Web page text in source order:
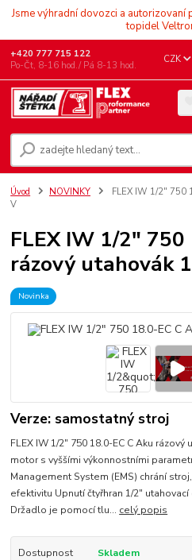
Jsme výhradní dovozci a autorizovaní
topidel
CZK
+420 777 715 122
Po-Čt, 8-16 hod./ Pá 8-13 hod.
Úvod NOVINKY
FLEX IW 1/2" 750
V
FLEX IW 1/2" 750
rázový utahovák
Novinka
Verze: samostatný stroj
FLEX IW 1/2" 750 18.0-EC C Aku
motor s vyššími výkonnostními
Management System (EMS) chrání
efektivitu Upnutí čtyřhran 1/2"
Držadlo je pomocí tlu... celý popis
Dostupnost Skladem